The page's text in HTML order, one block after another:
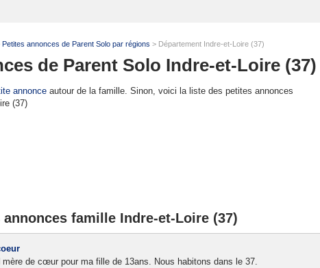
Petites annonces de Parent Solo par régions > Département Indre-et-Loire (37)
de Parent Solo Indre-et-Loire (37)
annonce autour de la famille. Sinon, voici la liste des petites annonces
(37)
famille Indre-et-Loire (37)
mère de cœur pour ma fille de 13ans. Nous habitons dans le 37.